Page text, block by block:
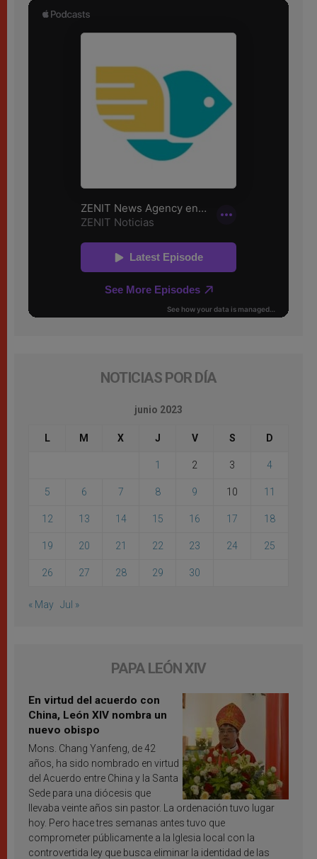
NOTICIAS POR DÍA
junio 2023
L M X J V S D
1 2 3 4
5 6 7 8 9 10 11
12 13 14 15 16 17 18
19 20 21 22 23 24 25
26 27 28 29 30
« May Jul »
PAPA LEÓN XIV
En virtud del acuerdo con
China, León XIV nombra un
nuevo obispo
Mons. Chang Yanfeng, de 42
años, ha sido nombrado en virtud
del Acuerdo entre China y la Santa
Sede para una diócesis que
llevaba veinte años sin pastor. La ordenación tuvo lugar
hoy. Pero hace tres semanas antes tuvo que
comprometer públicamente a la Iglesia local con la
controvertida ley que busca eliminar la identidad de las